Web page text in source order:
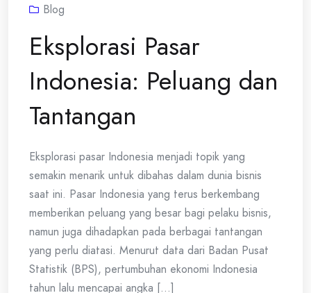
Blog
Eksplorasi Pasar
Indonesia: Peluang dan
Tantangan
Eksplorasi pasar Indonesia menjadi topik yang
semakin menarik untuk dibahas dalam dunia bisnis
saat ini. Pasar Indonesia yang terus berkembang
memberikan peluang yang besar bagi pelaku bisnis,
namun juga dihadapkan pada berbagai tantangan
yang perlu diatasi. Menurut data dari Badan Pusat
Statistik (BPS), pertumbuhan ekonomi Indonesia
tahun lalu mencapai angka [...]